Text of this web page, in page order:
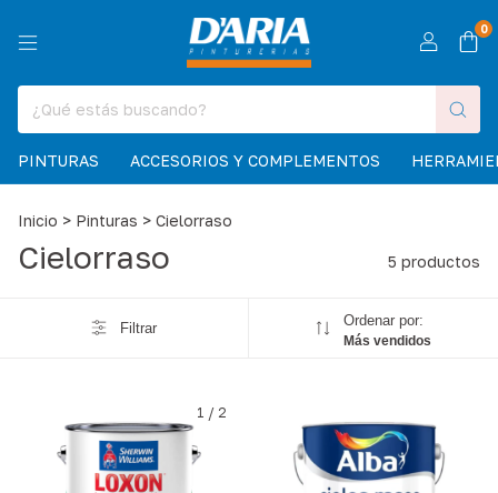
0
PINTURAS ACCESORIOS Y COMPLEMENTOS
Inicio > Pinturas > Cielorraso
Cielorraso 5 productos
Filtrar Ordenar por:
Más vendidos
1 / 2